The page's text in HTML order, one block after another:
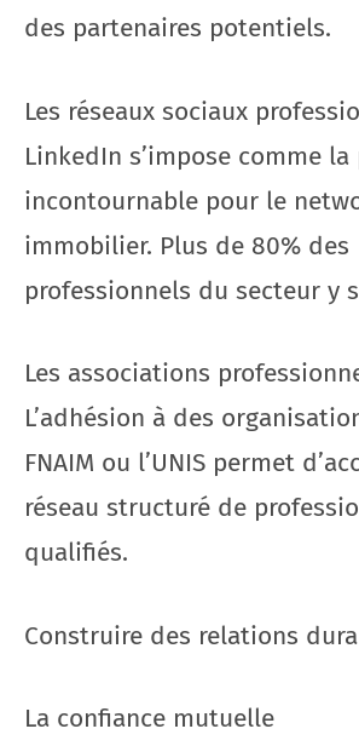
des partenaires potentiels.
Les réseaux sociaux
LinkedIn s’impose comme
incontournable pour le
immobilier. Plus de 80% des
professionnels du secteur y
Les associations
L’adhésion à des
FNAIM ou l’UNIS permet
réseau structuré de
qualifiés.
Construire des relations
La confiance mutuelle